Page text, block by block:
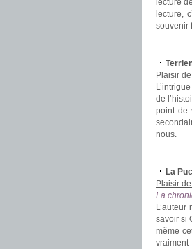
lecture
lecture,
souvenir
Plaisir
de
point de
nous.
La
Plaisir
La
savoir si
même